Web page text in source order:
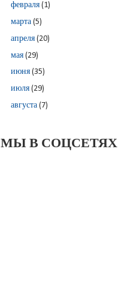
февраля(1)
марта(5)
апреля(20)
мая(29)
июня(35)
июля(29)
августа(7)
МЫ В СОЦСЕТЯХ